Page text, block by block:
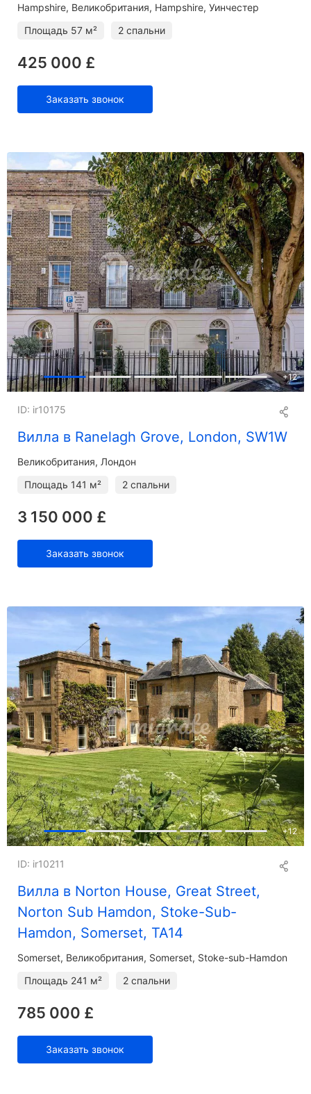
Hampshire Великобритания, Hampshire, Уинчестер
Площадь 57 м² 2 спальни
425 000 £
Заказать звонок
+12
Вилла в Ranelagh Grove, London, SW1W
ID: ir10175
Великобритания, Лондон
Площадь 141 м² 2 спальни
3 150 000 £
Заказать звонок
+12
Вилла в Norton House, Great Street,
Norton Sub Hamdon, Stoke-Sub-
Hamdon, Somerset, TA14
ID: ir10211
Somerset Великобритания, Somerset, Stoke-sub-Hamdon
Площадь 241 м² 2 спальни
785 000 £
Заказать звонок